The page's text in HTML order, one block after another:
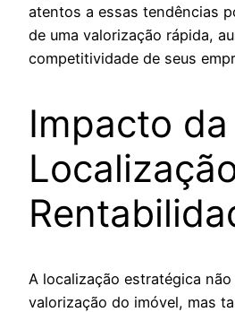
atentos a essas tendências
de uma valorização rápida,
competitividade de seus
Impacto da
A localização estratégica
valorização do imóvel, mas